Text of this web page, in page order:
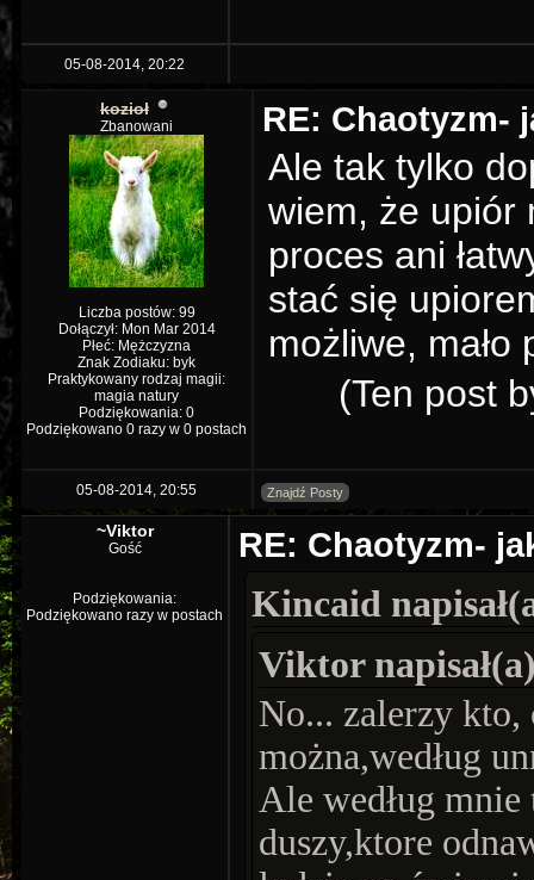
05-08-2014, 20:22
kozioł
Zbanowani
Liczba postów: 99
Dołączył: Mon Mar 2014
Płeć: Mężczyzna
Znak Zodiaku: byk
Praktykowany rodzaj magii:
magia natury
Podziękowania: 0
Podziękowano 0 razy w 0 postach
RE: Chaotyzm-
Ale tak tylko
wiem, że upiór
proces ani
stać się
możliwe,
(Ten post
05-08-2014, 20:55 Znajdź Posty
~Viktor
Gość
Podziękowania:
Podziękowano razy w postach
RE: Chaotyzm-
Kincaid
Viktor
No... zalerzy kto,
można,według
Ale według
duszy,ktore